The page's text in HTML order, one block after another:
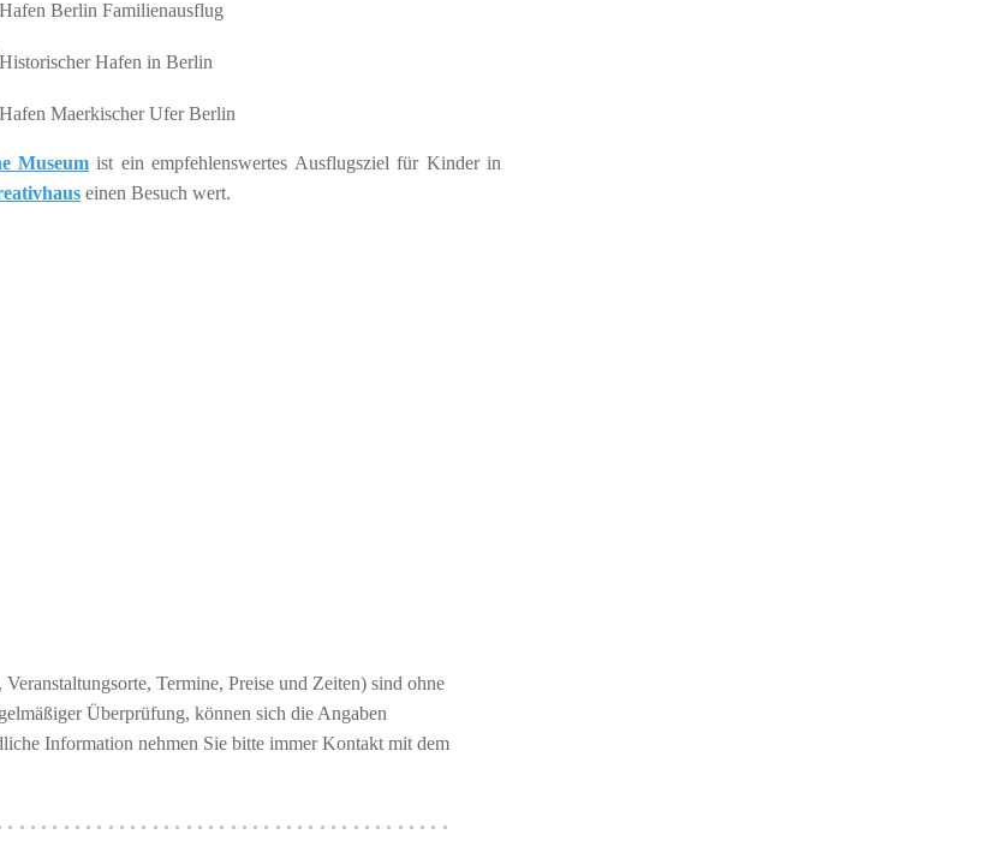
Museum ist ein empfehlenswertes Ausflugsziel für Kinder in
einen Besuch wert.
Termine, Preise und Zeiten) sind ohne
Überprüfung, können sich die Angaben
Information nehmen Sie bitte immer Kontakt mit dem